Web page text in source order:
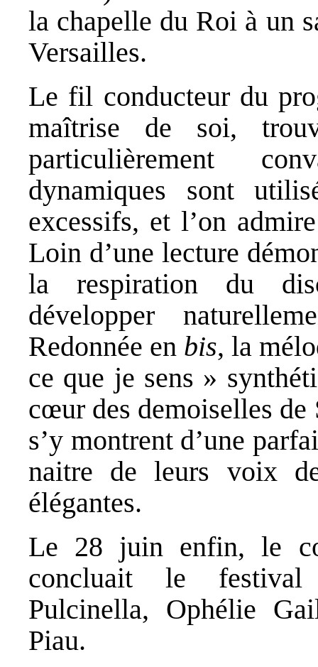
la chapelle du Roi à un
Versailles.
Le fil conducteur du
maîtrise de soi,
particulièrement
dynamiques sont
excessifs, et l’on
Loin d’une lecture
la respiration du
développer
Redonnée en bis, la
ce que je sens »
cœur des demoiselles
s’y montrent d’une
naitre de leurs voix
élégantes.
Le 28 juin enfin, le
concluait le festival
Pulcinella, Ophélie
Piau.